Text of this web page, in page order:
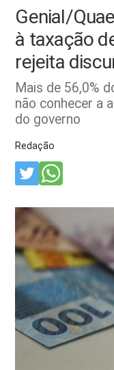
Genial/
à taxação
rejeita
Mais de 56,0%
não conhecer a
do governo
Redação